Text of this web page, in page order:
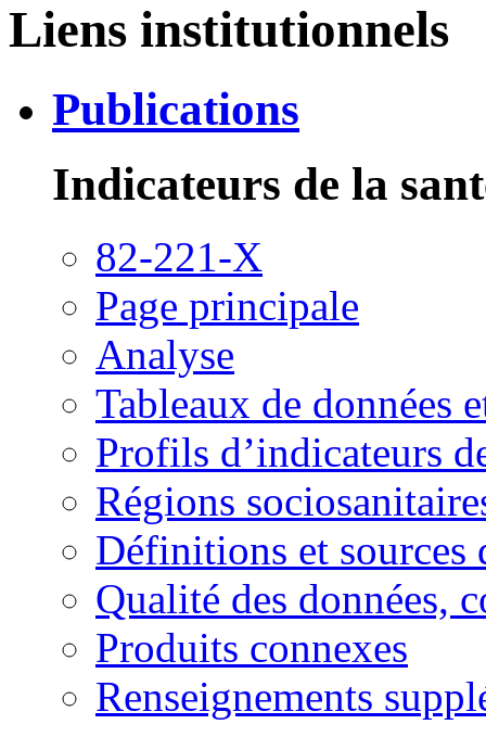
Liens institutionnels
Publications
Indicateurs de la
82-221-X
Page principale
Analyse
Tableaux de données
Profils d’indicateurs
Régions
Définitions et sources
Qualité des données,
Produits connexes
Renseignements